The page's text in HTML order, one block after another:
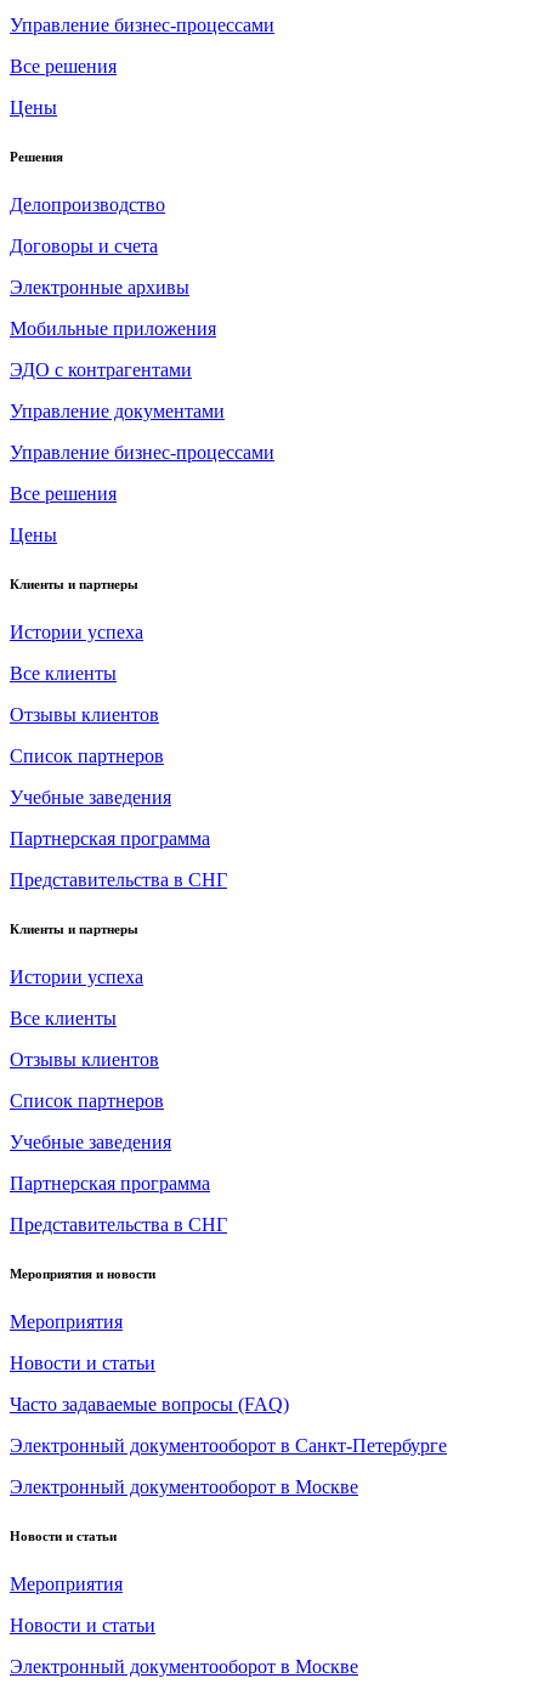
Управление бизнес-процессами
Все решения
Цены
Решения
Делопроизводство
Договоры и счета
Электронные архивы
Мобильные приложения
ЭДО с контрагентами
Управление документами
Управление бизнес-процессами
Все решения
Цены
Клиенты и партнеры
Истории успеха
Все клиенты
Отзывы клиентов
Список партнеров
Учебные заведения
Партнерская программа
Представительства в СНГ
Клиенты и партнеры
Истории успеха
Все клиенты
Отзывы клиентов
Список партнеров
Учебные заведения
Партнерская программа
Представительства в СНГ
Мероприятия и новости
Мероприятия
Новости и статьи
Часто задаваемые вопросы (FAQ)
Электронный документооборот в Санкт-Петербурге
Электронный документооборот в Москве
Новости и статьи
Мероприятия
Новости и статьи
Электронный документооборот в Москве